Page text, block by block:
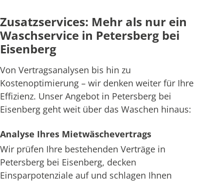
Zusatzservices: Mehr als nur ein
Waschservice in Petersberg bei
Eisenberg
Von Vertragsanalysen bis hin zu
Kostenoptimierung – wir denken weiter für Ihre
Effizienz. Unser Angebot in Petersberg bei
Eisenberg geht weit über das Waschen hinaus:
Analyse Ihres Mietwäschevertrags
Wir prüfen Ihre bestehenden Verträge in
Petersberg bei Eisenberg, decken
Einsparpotenziale auf und schlagen Ihnen